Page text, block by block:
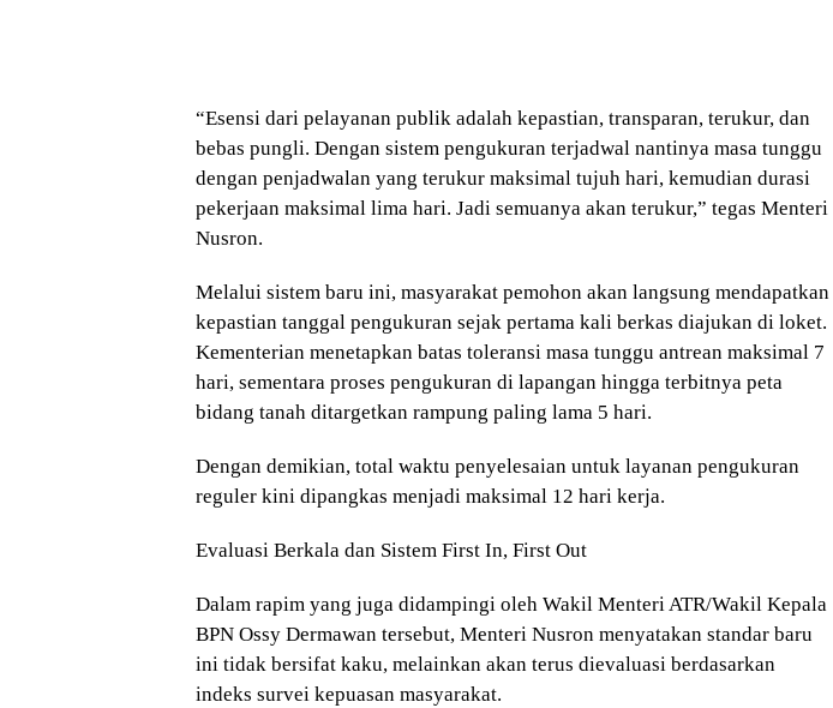
“Esensi dari pelayanan publik adalah kepastian, transparan, terukur, dan
bebas pungli. Dengan sistem pengukuran terjadwal nantinya masa tunggu
dengan penjadwalan yang terukur maksimal tujuh hari, kemudian durasi
pekerjaan maksimal lima hari. Jadi semuanya akan terukur,” tegas Menteri
Nusron.
Melalui sistem baru ini, masyarakat pemohon akan langsung mendapatkan
kepastian tanggal pengukuran sejak pertama kali berkas diajukan di loket.
Kementerian menetapkan batas toleransi masa tunggu antrean maksimal 7
hari, sementara proses pengukuran di lapangan hingga terbitnya peta
bidang tanah ditargetkan rampung paling lama 5 hari.
Dengan demikian, total waktu penyelesaian untuk layanan pengukuran
reguler kini dipangkas menjadi maksimal 12 hari kerja.
Evaluasi Berkala dan Sistem First In, First Out
Dalam rapim yang juga didampingi oleh Wakil Menteri ATR/Wakil Kepala
BPN Ossy Dermawan tersebut, Menteri Nusron menyatakan standar baru
ini tidak bersifat kaku, melainkan akan terus dievaluasi berdasarkan
indeks survei kepuasan masyarakat.